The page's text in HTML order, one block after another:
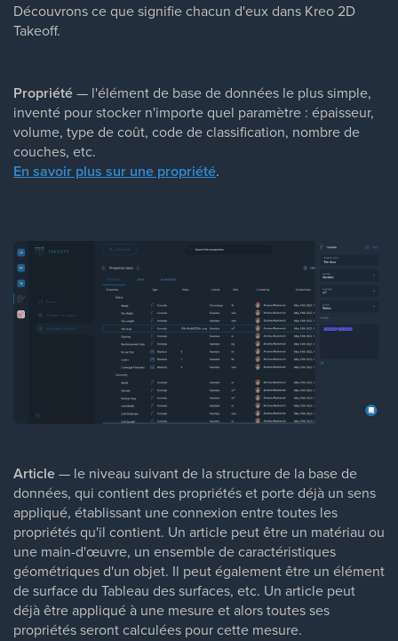
Découvrons ce que signifie chacun d'eux dans Kreo 2D
Takeoff.
Propriété— l'élément de base de données le plus simple,
inventé pour stocker n'importe quel paramètre : épaisseur,
volume, type de coût, code de classification, nombre de
couches, etc.
En savoir plus sur une propriété.
Article— le niveau suivant de la structure de la base de
données, qui contient des propriétés et porte déjà un sens
appliqué, établissant une connexion entre toutes les
propriétés qu'il contient. Un article peut être un matériau ou
une main-d'œuvre, un ensemble de caractéristiques
géométriques d'un objet. Il peut également être un élément
de surface du Tableau des surfaces, etc. Un article peut
déjà être appliqué à une mesure et alors toutes ses
propriétés seront calculées pour cette mesure.